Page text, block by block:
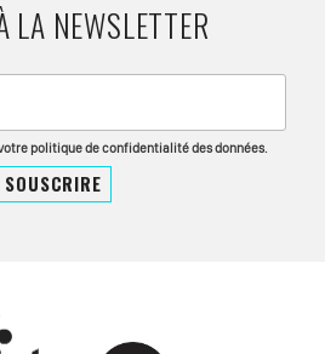
NEWSLETTER
politique de confidentialité des données.